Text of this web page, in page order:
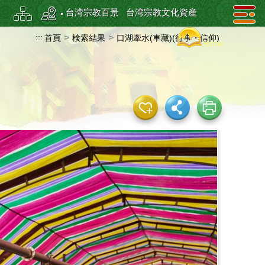
台湾宗教百景 台湾宗教文化資産
::: 首頁 > 検索結果 > 口湖牽水(車藏)(行事・信仰)